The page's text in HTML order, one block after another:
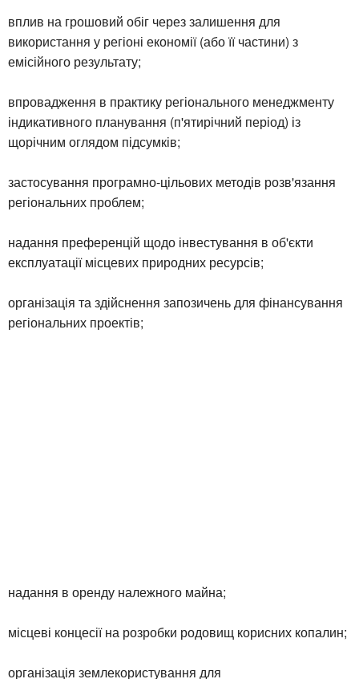
вплив на грошовий обіг через залишення для
використання у регіоні економії (або її частини) з
емісійного результату;
впровадження в практику регіонального менеджменту
індикативного планування (п'ятирічний період) із
щорічним оглядом підсумків;
застосування програмно-цільових методів розв'язання
регіональних проблем;
надання преференцій щодо інвестування в об'єкти
експлуатації місцевих природних ресурсів;
організація та здійснення запозичень для фінансування
регіональних проектів;
надання в оренду належного майна;
місцеві концесії на розробки родовищ корисних копалин;
організація землекористування для